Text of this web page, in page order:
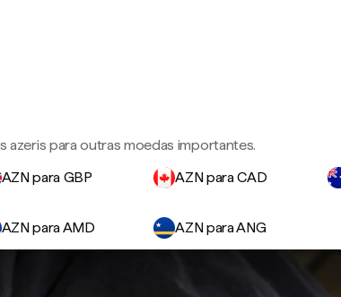
azeris para outras moedas importantes.
AZN para GBP AZN para CAD
AZN para AMD AZN para ANG